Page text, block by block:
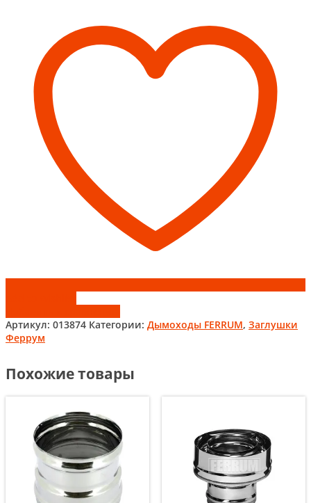
(430/0,5мм)
нижняя
Феррум
Артикул: 013874 Категории: Дымоходы FERRUM, Заглушки
Феррум
Похожие товары